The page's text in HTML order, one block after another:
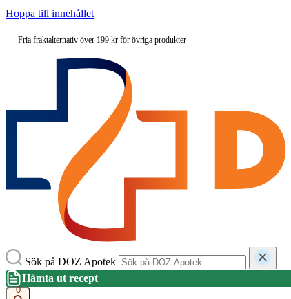
Hoppa till innehållet
Fria fraktalternativ över 199 kr för övriga produkter
Sök på DOZ Apotek
Hämta ut recept
0